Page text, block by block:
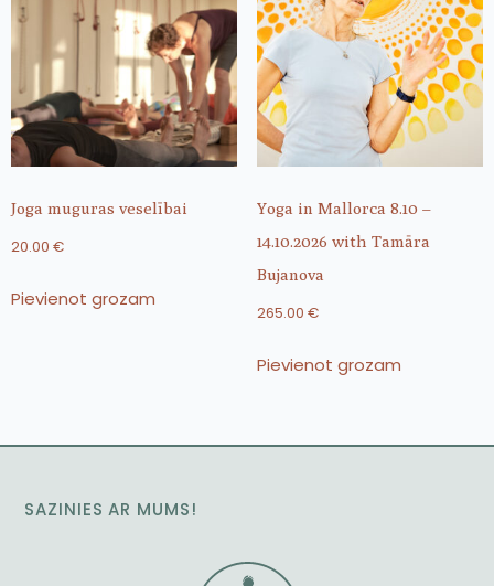
Joga muguras veselībai
20.00 €
Pievienot grozam
Yoga in Mallorca 8.10 –
14.10.2026 with Tamāra
Bujanova
265.00 €
Pievienot grozam
SAZINIES AR MUMS!